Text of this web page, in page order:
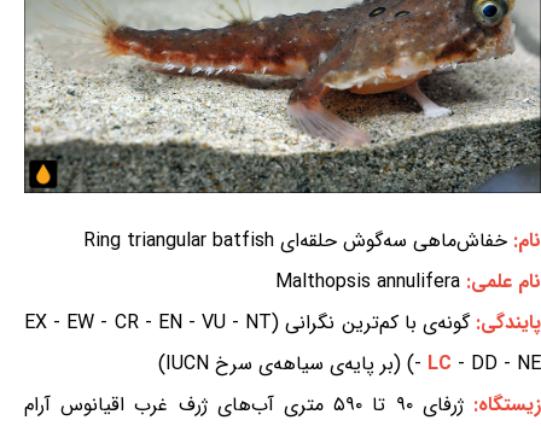
نام: خفاش‌ماهی سه‌گوش حلقه‌ای Ring triangular batfish
نام علمی: Malthopsis annulifera
پایندگی:
گونه‌ی با کم‌ترین نگرانی (EX - EW - CR - EN - VU - NT
- LC - DD - NE) (بر پایه‌ی سیاهه‌ی سرخ IUCN)
زیستگاه:
ژرفای ۹۰ تا ۵۹۰ متری آب‌های ژرف غرب اقیانوس آرام